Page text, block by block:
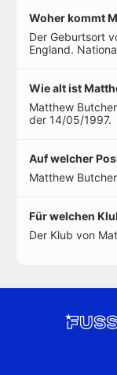
Woher kommt
Der Geburtsort
England.
Wie alt ist
Matthew
der 14/05/1997.
Auf welcher
Matthew
Für welchen
Der Klub von